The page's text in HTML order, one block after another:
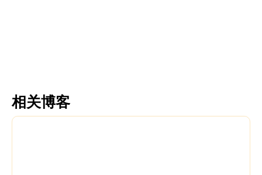
相关博客